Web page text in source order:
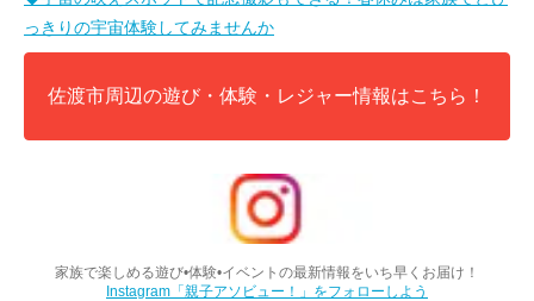
っきりの宇宙体験してみませんか
佐渡市周辺の遊び・体験・レジャー情報はこちら！
家族で楽しめる遊び•体験•イベントの最新情報をいち早くお届け！
Instagram「親子アソビュー！」をフォローしよう